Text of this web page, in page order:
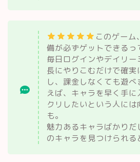
このゲーム
備が必ずゲットできるっ
毎日ログインやデイリ
長にやりこむだけで確実
し、課金しなくても遊
えば、キャラを早く手
クリしたいという人に
も。
魅力あるキャラばかりだ
のキャラを見つけられる